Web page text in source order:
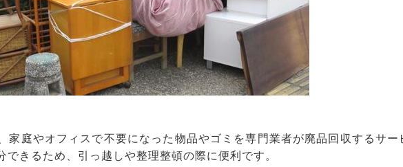
家庭やオフィスで不要になった物品やゴミを専門業者が廃品回収するサー
きるため、引っ越しや整理整頓の際に便利です。